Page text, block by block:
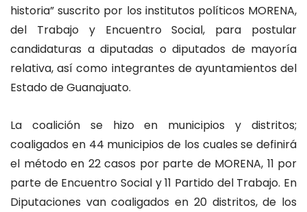
historia” suscrito por los institutos políticos MORENA,
del Trabajo y Encuentro Social, para postular
candidaturas a diputadas o diputados de mayoría
relativa, así como integrantes de ayuntamientos del
Estado de Guanajuato.
La coalición se hizo en municipios y distritos;
coaligados en 44 municipios de los cuales se definirá
el método en 22 casos por parte de MORENA, 11 por
parte de Encuentro Social y 11 Partido del Trabajo. En
Diputaciones van coaligados en 20 distritos, de los